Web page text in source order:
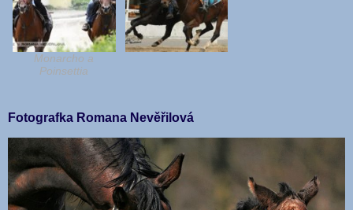
Monarcho a
Poinsettia
Fotografka Romana Nevěřilová